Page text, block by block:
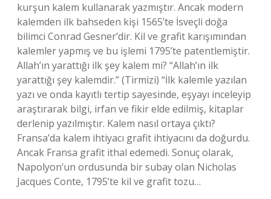
kurşun kalem kullanarak yazmıştır. Ancak modern
kalemden ilk bahseden kişi 1565’te İsveçli doğa
bilimci Conrad Gesner’dir. Kil ve grafit karışımından
kalemler yapmış ve bu işlemi 1795’te patentlemiştir.
Allah’ın yarattığı ilk şey kalem mi? “Allah’ın ilk
yarattığı şey kalemdir.” (Tirmizi) “İlk kalemle yazılan
yazı ve onda kayıtlı tertip sayesinde, eşyayı inceleyip
araştırarak bilgi, irfan ve fikir elde edilmiş, kitaplar
derlenip yazılmıştır. Kalem nasıl ortaya çıktı?
Fransa’da kalem ihtiyacı grafit ihtiyacını da doğurdu.
Ancak Fransa grafit ithal edemedi. Sonuç olarak,
Napolyon’un ordusunda bir subay olan Nicholas
Jacques Conte, 1795’te kil ve grafit tozu…